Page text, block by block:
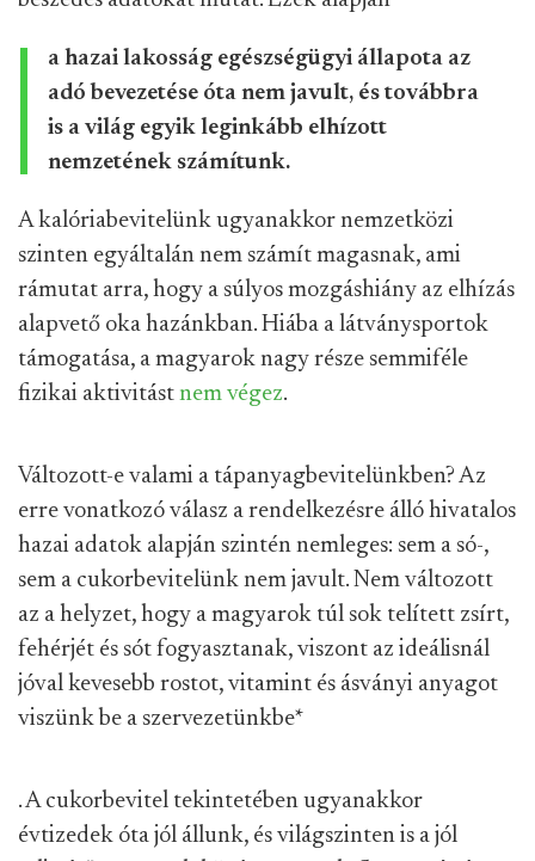
a hazai lakosság egészségügyi állapota az
adó bevezetése óta nem javult, és továbbra
is a világ egyik leginkább elhízott
nemzetének számítunk.
A kalóriabevitelünk ugyanakkor nemzetközi
szinten egyáltalán nem számít magasnak, ami
rámutat arra, hogy a súlyos mozgáshiány az elhízás
alapvető oka hazánkban. Hiába a látványsportok
támogatása, a magyarok nagy része semmiféle
fizikai aktivitást nem végez.
Változott-e valami a tápanyagbevitelünkben? Az
erre vonatkozó válasz a rendelkezésre álló hivatalos
hazai adatok alapján szintén nemleges: sem a só-,
sem a cukorbevitelünk nem javult. Nem változott
az a helyzet, hogy a magyarok túl sok telített zsírt,
fehérjét és sót fogyasztanak, viszont az ideálisnál
jóval kevesebb rostot, vitamint és ásványi anyagot
viszünk be a szervezetünkbe*
. A cukorbevitel tekintetében ugyanakkor
évtizedek óta jól állunk, és világszinten is a jól